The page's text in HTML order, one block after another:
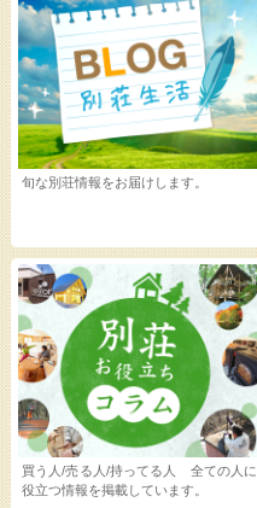
旬な別荘情報をお届けします。
買う人/売る人/持ってる人 全ての人に
役立つ情報を掲載しています。